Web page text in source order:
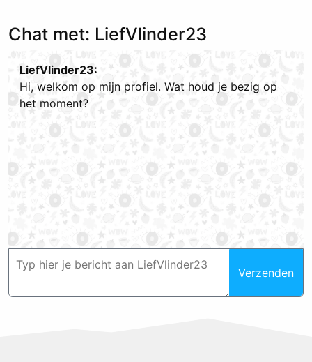
Chat met: LiefVlinder23
LiefVlinder23:
Hi, welkom op mijn profiel. Wat houd je bezig op
het moment?
Verzenden